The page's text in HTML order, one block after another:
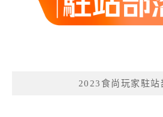
2023食尚玩家駐站